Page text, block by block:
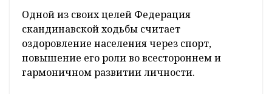
Одной из своих целей Федерация
скандинавской ходьбы считает
оздоровление населения через спорт,
повышение его роли во всестороннем и
гармоничном развитии личности.